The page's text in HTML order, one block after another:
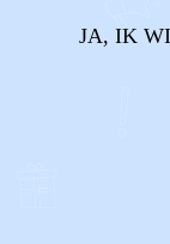
JA, IK